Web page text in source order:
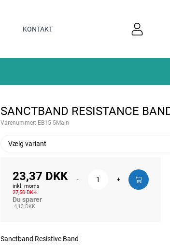
KONTAKT
SANCTBAND RESISTANCE
Varenummer: EB15-5Main
Vælg variant
23,37 DKK
inkl. moms
27,50 DKK
Du sparer
4,13 DKK
- +
Sanctband Resistive Band